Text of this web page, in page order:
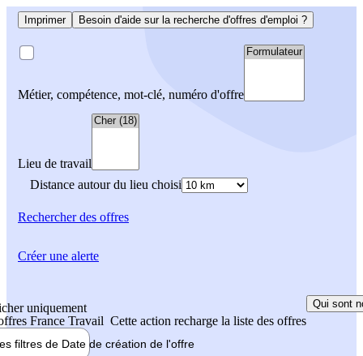
Imprimer Besoin d'aide sur la recherche d'offres d'emploi ?
Métier, compétence, mot-clé, numéro d'offre
Lieu de travail
Distance autour du lieu choisi
Rechercherdes offres
uniquement
France Travail Cette action recharge la liste des offres
Qui sont
filtres de Date de création de l'offre
Créer une alerte